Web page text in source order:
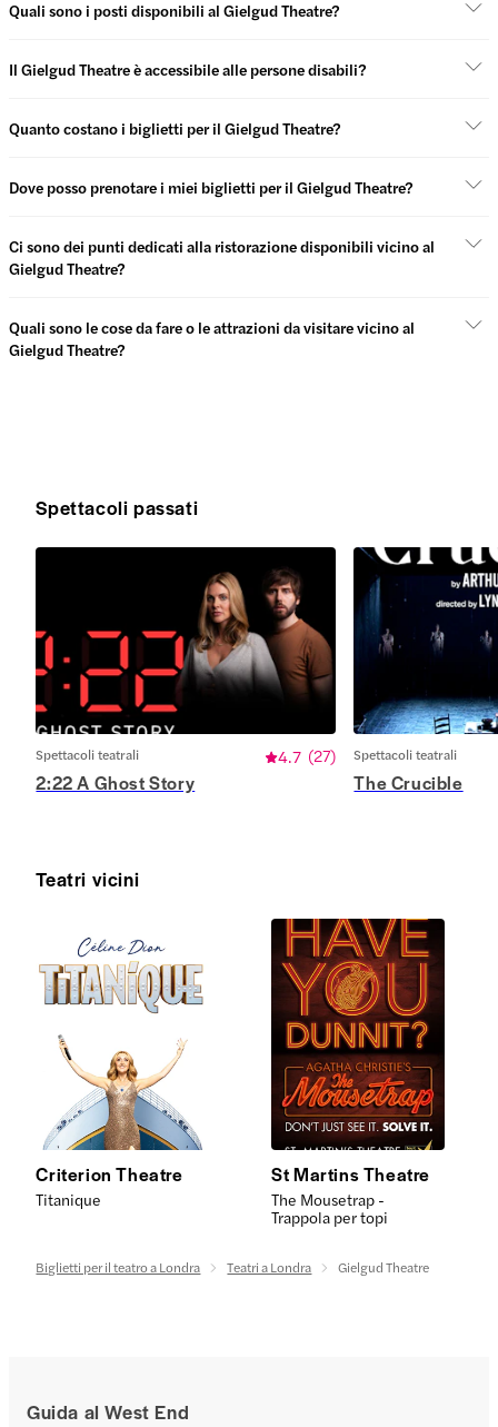
Quali sono i posti disponibili al Gielgud Theatre?
Il Gielgud Theatre è accessibile alle persone disabili?
Quanto costano i biglietti per il Gielgud Theatre?
Dove posso prenotare i miei biglietti per il Gielgud Theatre?
Ci sono dei punti dedicati alla ristorazione disponibili vicino al
Gielgud Theatre?
Quali sono le cose da fare o le attrazioni da visitare vicino al
Gielgud Theatre?
Spettacoli passati
Spettacoli teatrali 4.7 (27)
2:22 A Ghost Story
Spettacoli teatrali
The Crucible
Teatri vicini
Criterion Theatre
Titanique
St Martins Theatre
The Mousetrap -
Trappola per topi
Biglietti per il teatro a Londra Teatri a Londra Gielgud Theatre
Guida al West End